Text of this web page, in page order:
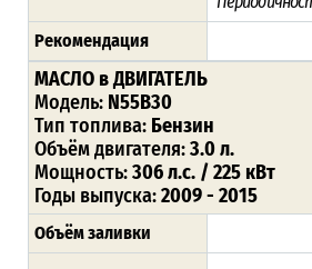
Рекомендация
МАСЛО в ДВИГАТЕЛЬ
Модель: N55B30
Тип топлива: Бензин
Объём двигателя:3.0 л.
Мощность:306 л.с. / 225 кВт
Годы выпуска:2009 - 2015
Объём заливки